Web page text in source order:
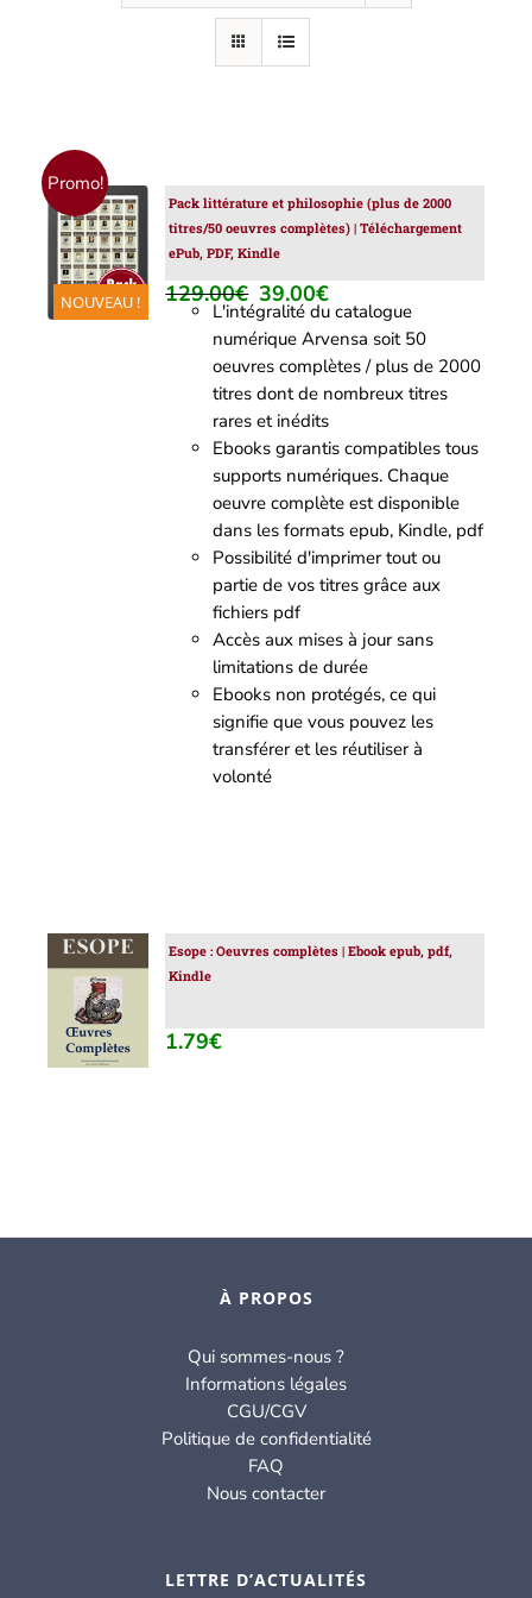
Promo!
NOUVEAU !
AJOUTER
AU
PANIER
/
DÉTAILS
Pack littérature et philosophie (plus de 2000
titres/50 oeuvres complètes) | Téléchargement
ePub, PDF, Kindle
129.00€ Le
prix
initial
était :
129.00€.
39.00€Le
prix
actuel
est :
39.00€.
L'intégralité du catalogue
numérique Arvensa soit 50
oeuvres complètes / plus de 2000
titres dont de nombreux titres
rares et inédits
Ebooks garantis compatibles tous
supports numériques. Chaque
oeuvre complète est disponible
dans les formats epub, Kindle, pdf
Possibilité d'imprimer tout ou
partie de vos titres grâce aux
fichiers pdf
Accès aux mises à jour sans
limitations de durée
Ebooks non protégés, ce qui
signifie que vous pouvez les
transférer et les réutiliser à
volonté
AJOUTER
AU
PANIER
/
DÉTAILS
Esope : Oeuvres complètes | Ebook epub, pdf,
Kindle
1.79€
À PROPOS
Qui sommes-nous ?
Informations légales
CGU/CGV
Politique de confidentialité
FAQ
Nous contacter
LETTRE D’ACTUALITÉS